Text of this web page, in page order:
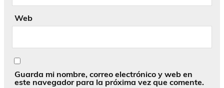
Web
Guarda mi nombre, correo electrónico y web en
este navegador para la próxima vez que comente.